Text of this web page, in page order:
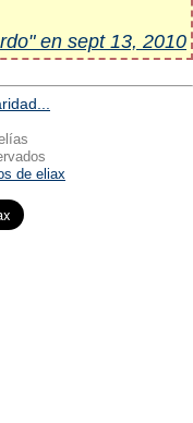
en sept 13, 2010
de eliax